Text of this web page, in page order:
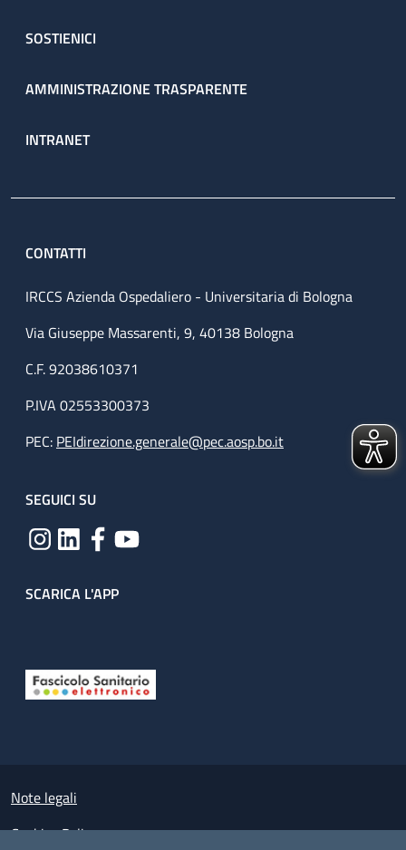
SOSTIENICI
AMMINISTRAZIONE TRASPARENTE
INTRANET
CONTATTI
IRCCS Azienda Ospedaliero - Universitaria di Bologna
Via Giuseppe Massarenti, 9, 40138 Bologna
C.F. 92038610371
P.IVA 02553300373
PEC: PEIdirezione.generale@pec.aosp.bo.it
SEGUICI SU
SCARICA L'APP
Small prints
Note legali
Cookies Policy